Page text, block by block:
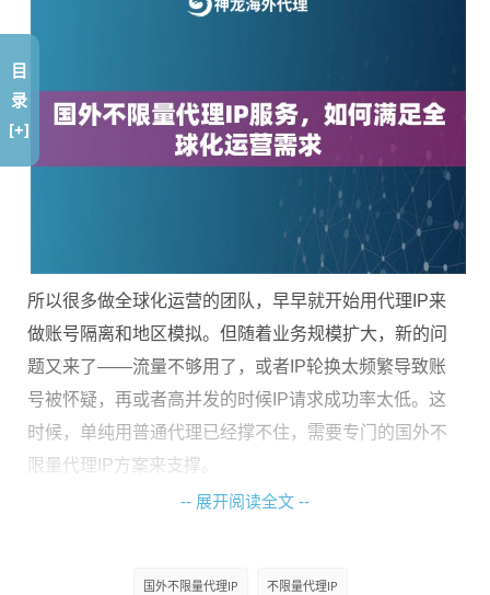
所以很多做全球化运营的团队，早早就开始用代理IP来
做账号隔离和地区模拟。但随着业务规模扩大，新的问
题又来了——流量不够用了，或者IP轮换太频繁导致账
号被怀疑，再或者高并发的时候IP请求成功率太低。这
时候，单纯用普通代理已经撑不住，需要专门的国外不
限量代理IP方案来支撑。
很多人第一次听到"不限量"会以为只是个营销词，其实这
-- 展开阅读全文 --
国外不限量代理IP 不限量代理IP
目
录
[+]